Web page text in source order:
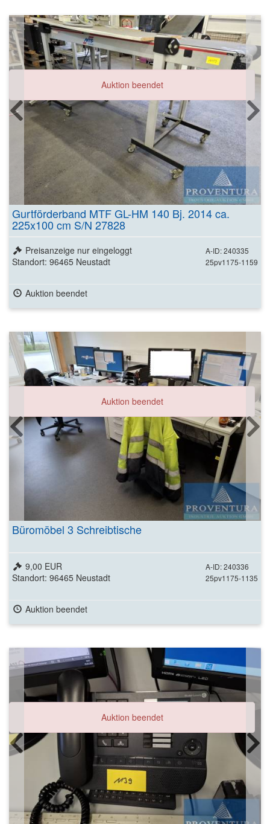
Auktion beendet
Gurtförderband MTF GL-HM 140 Bj. 2014 ca.
225x100 cm S/N 27828
A-ID: 240335
25pv1175-1159
Preisanzeige nur eingeloggt
Standort: 96465 Neustadt
Auktion beendet
Auktion beendet
Büromöbel 3 Schreibtische
A-ID: 240336
25pv1175-1135
9,00 EUR
Standort: 96465 Neustadt
Auktion beendet
Auktion beendet